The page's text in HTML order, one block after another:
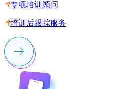
专项培训顾问
培训后跟踪服务